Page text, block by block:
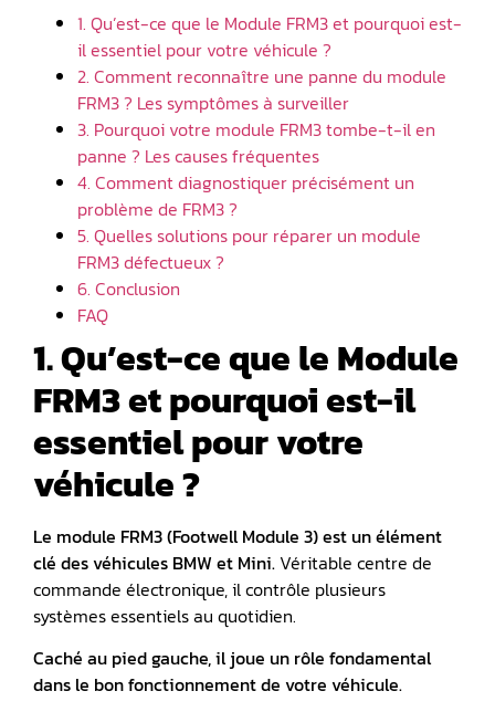
1. Qu’est-ce que le Module FRM3 et pourquoi est-
il essentiel pour votre véhicule ?
2. Comment reconnaître une panne du module
FRM3 ? Les symptômes à surveiller
3. Pourquoi votre module FRM3 tombe-t-il en
panne ? Les causes fréquentes
4. Comment diagnostiquer précisément un
problème de FRM3 ?
5. Quelles solutions pour réparer un module
FRM3 défectueux ?
6. Conclusion
FAQ
1. Qu’est-ce que le Module
FRM3 et pourquoi est-il
essentiel pour votre
véhicule ?
Le module FRM3(Footwell Module 3) est un élément
clé des véhicules BMW et Mini. Véritable centre de
commande électronique, il contrôle plusieurs
systèmes essentiels au quotidien.
Caché au pied gauche, il joue un rôle fondamental
dans le bon fonctionnement de votre véhicule.